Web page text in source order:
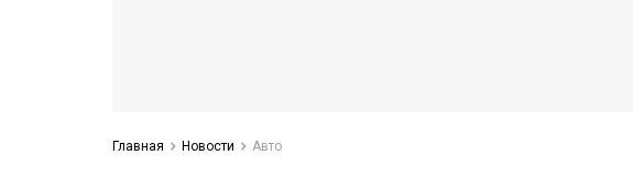
Главная Новости Авто